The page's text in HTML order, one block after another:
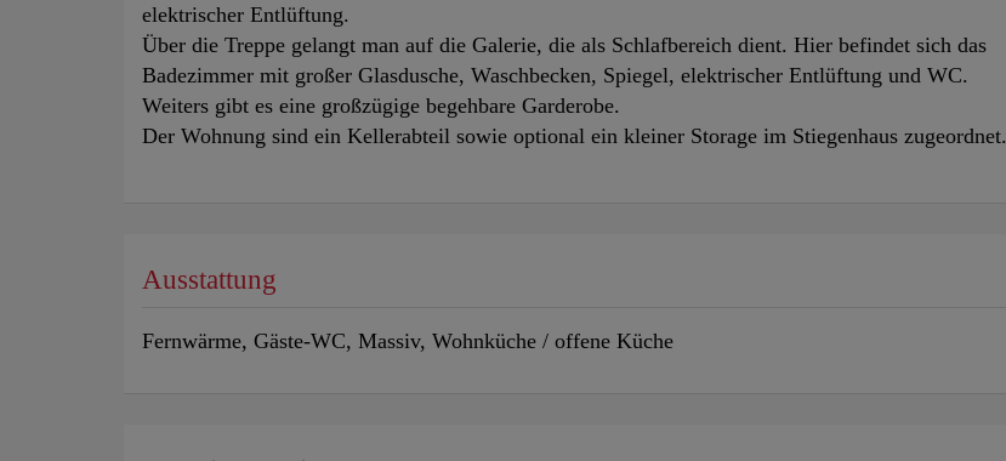
elektrischer Entlüftung.
Über die Treppe gelangt man auf die Galerie, die als Schlafbereich dient. Hier befindet sich das
Badezimmer mit großer Glasdusche, Waschbecken, Spiegel, elektrischer Entlüftung und WC.
Weiters gibt es eine großzügige begehbare Garderobe.
Der Wohnung sind ein Kellerabteil sowie optional ein kleiner Storage im Stiegenhaus zugeordnet.
Ausstattung
Fernwärme Gäste-WC Massiv Wohnküche / offene Küche